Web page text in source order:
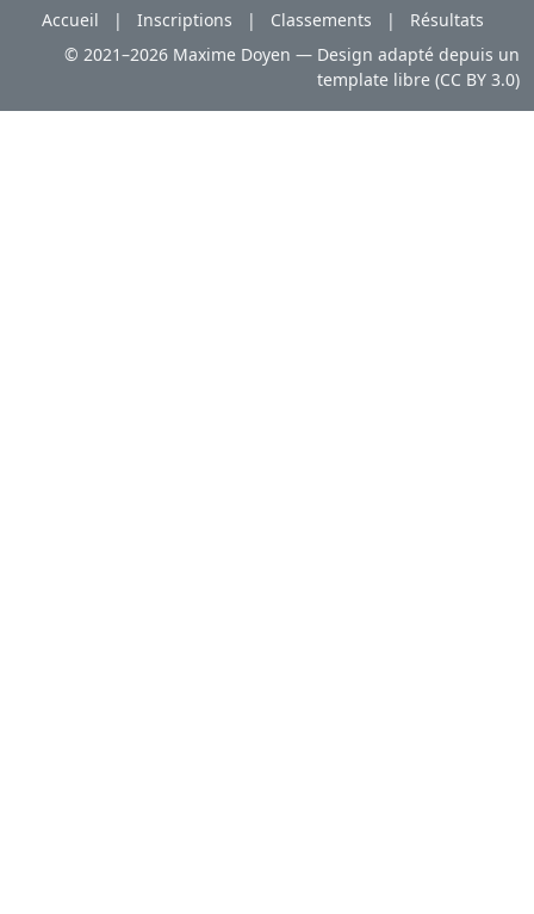
Accueil | Inscriptions | Classements |
Résultats
© 2021–2026 Maxime Doyen — Design adapté depuis un
template libre (CC BY 3.0)